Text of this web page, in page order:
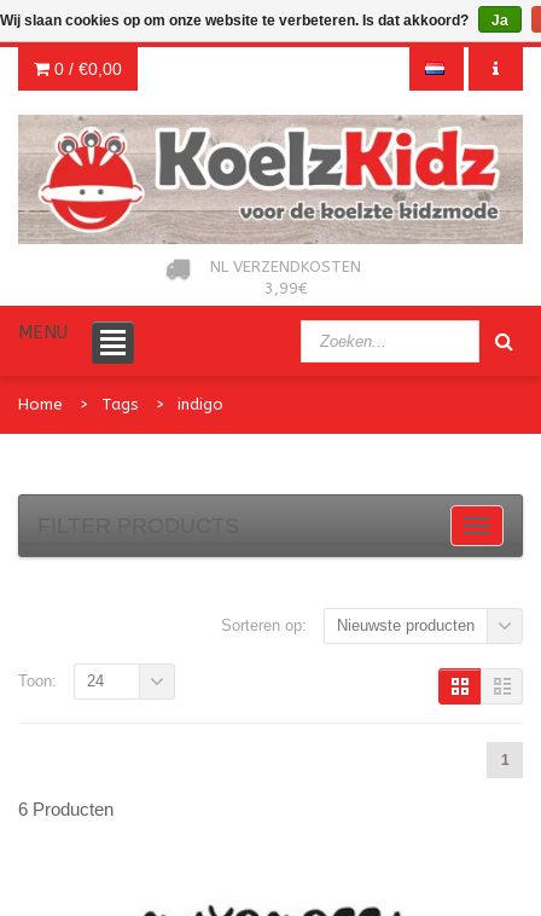
0 / €0,00
NL VERZENDKOSTEN
3,99€
MENU
Home Tags indigo
Sorteren op: Nieuwste producten
1
Toon: 24
6 Producten
Wij slaan cookies op om onze website te verbeteren. Is dat akkoord? Ja